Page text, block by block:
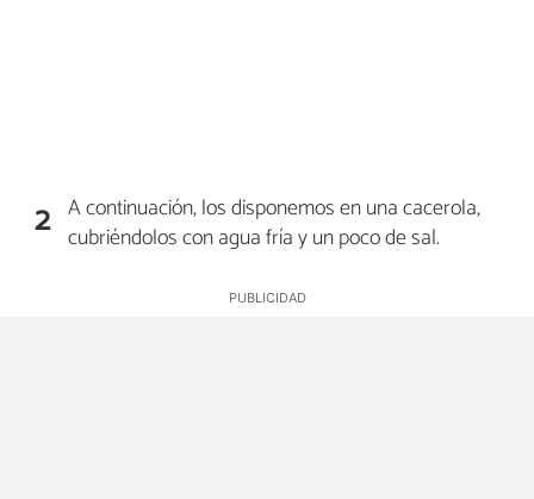
2 A continuación, los disponemos en una cacerola,
cubriéndolos con agua fría y un poco de sal.